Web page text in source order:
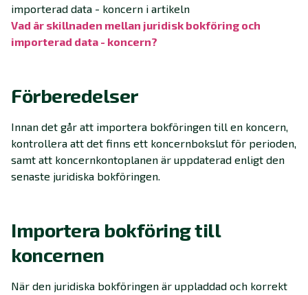
importerad data - koncern i artikeln
Vad är skillnaden mellan juridisk bokföring och
importerad data - koncern?
Förberedelser
Innan det går att importera bokföringen till en koncern,
kontrollera att det finns ett koncernbokslut för perioden,
samt att koncernkontoplanen är uppdaterad enligt den
senaste juridiska bokföringen.
Importera bokföring till
koncernen
När den juridiska bokföringen är uppladdad och korrekt